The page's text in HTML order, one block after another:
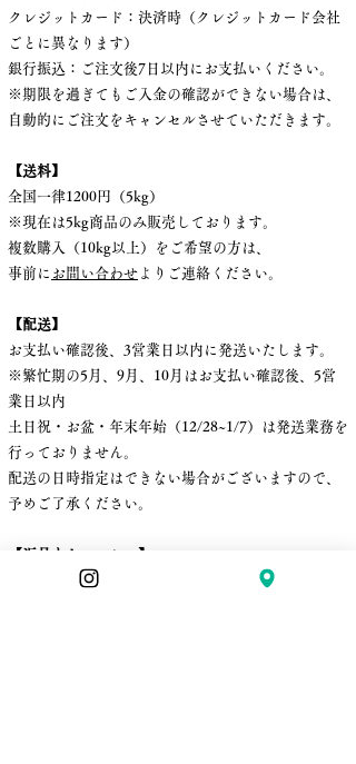
クレジットカード：決済時（クレジットカード会社
ごとに異なります）
銀行振込：ご注文後7日以内にお支払いください。
※期限を過ぎてもご入金の確認ができない場合は、
自動的にご注文をキャンセルさせていただきます。
【送料】
全国一律1200円（5kg）
※現在は5kg商品のみ販売しております。
複数購入（10kg以上）をご希望の方は、
事前に お問い合わせ よりご連絡ください。
【配送】
お支払い確認後、3営業日以内に発送いたします。
※繁忙期の5月、9月、10月はお支払い確認後、5営
業日以内
土日祝・お盆・年末年始（12/28~1/7）は発送業務を
行っておりません。
配送の日時指定はできない場合がございますので、
予めご了承ください。
【返品とキャンセル】
お客様のご都合による返品、交換、